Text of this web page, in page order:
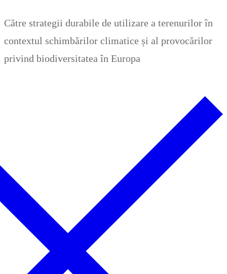
Inhalt
springen
Către strategii durabile de utilizare a terenurilor în
contextul schimbărilor climatice și al provocărilor
privind biodiversitatea în Europa